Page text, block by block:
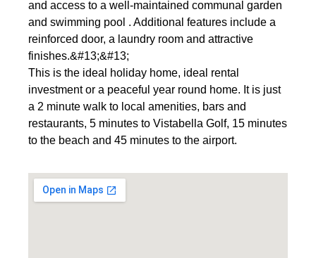
and access to a well-maintained communal garden
and swimming pool . Additional features include a
reinforced door, a laundry room and attractive
finishes.&#13;&#13;
This is the ideal holiday home, ideal rental
investment or a peaceful year round home. It is just
a 2 minute walk to local amenities, bars and
restaurants, 5 minutes to Vistabella Golf, 15 minutes
to the beach and 45 minutes to the airport.